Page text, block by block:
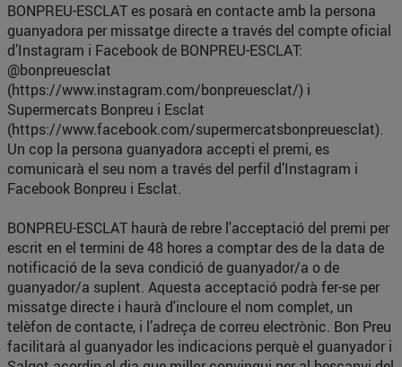
BONPREU-ESCLAT es posarà en contacte amb la persona
guanyadora per missatge directe a través del compte oficial
d’Instagram i Facebook de BONPREU-ESCLAT:
@bonpreuesclat
(https://www.instagram.com/bonpreuesclat/) i
Supermercats Bonpreu i Esclat
(https://www.facebook.com/supermercatsbonpreuesclat).
Un cop la persona guanyadora accepti el premi, es
comunicarà el seu nom a través del perfil d’Instagram i
Facebook Bonpreu i Esclat.
BONPREU-ESCLAT haurà de rebre l'acceptació del premi per
escrit en el termini de 48 hores a comptar des de la data de
notificació de la seva condició de guanyador/a o de
guanyador/a suplent. Aquesta acceptació podrà fer-se per
missatge directe i haurà d'incloure el nom complet, un
telèfon de contacte, i l’adreça de correu electrònic. Bon Preu
facilitarà al guanyador les indicacions perquè el guanyador i